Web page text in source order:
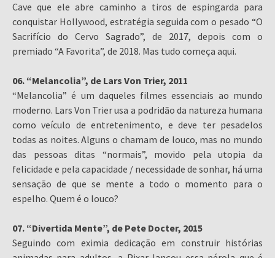
Cave que ele abre caminho a tiros de espingarda para
conquistar Hollywood, estratégia seguida com o pesado “O
Sacrifício do Cervo Sagrado”, de 2017, depois com o
premiado “A Favorita”, de 2018. Mas tudo começa aqui.
06. “Melancolia”, de Lars Von Trier, 2011
“Melancolia” é um daqueles filmes essenciais ao mundo
moderno. Lars Von Trier usa a podridão da natureza humana
como veículo de entretenimento, e deve ter pesadelos
todas as noites. Alguns o chamam de louco, mas no mundo
das pessoas ditas “normais”, movido pela utopia da
felicidade e pela capacidade / necessidade de sonhar, há uma
sensação de que se mente a todo o momento para o
espelho. Quem é o louco?
07. “Divertida Mente”, de Pete Docter, 2015
Seguindo com eximia dedicação em construir histórias